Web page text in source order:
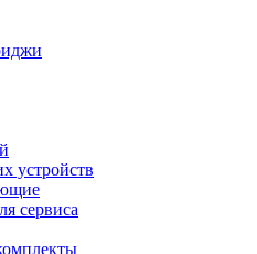
устройств
сервиса